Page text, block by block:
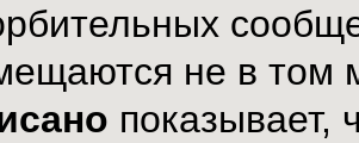
не в том
показывает,